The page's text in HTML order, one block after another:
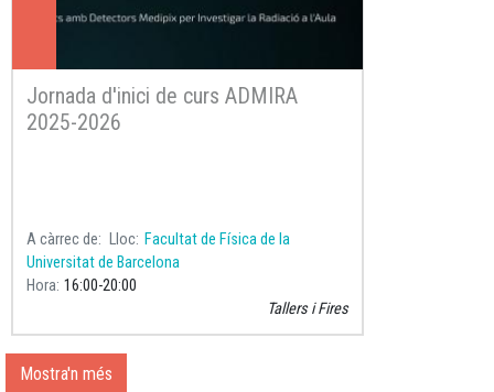
Jornada d'inici de curs ADMIRA
2025-2026
A càrrec de Lloc Facultat de Física de la
Universitat de Barcelona
Hora 16:00 20:00
Tallers i Fires
Mostra'n més